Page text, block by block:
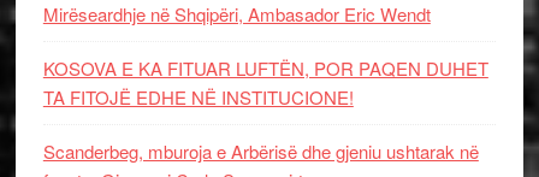
Mirëseardhje në Shqipëri, Ambasador Eric Wendt
KOSOVA E KA FITUAR LUFTËN, POR PAQEN DUHET
TA FITOJË EDHE NË INSTITUCIONE!
Scanderbeg, mburoja e Arbërisë dhe gjeniu ushtarak në